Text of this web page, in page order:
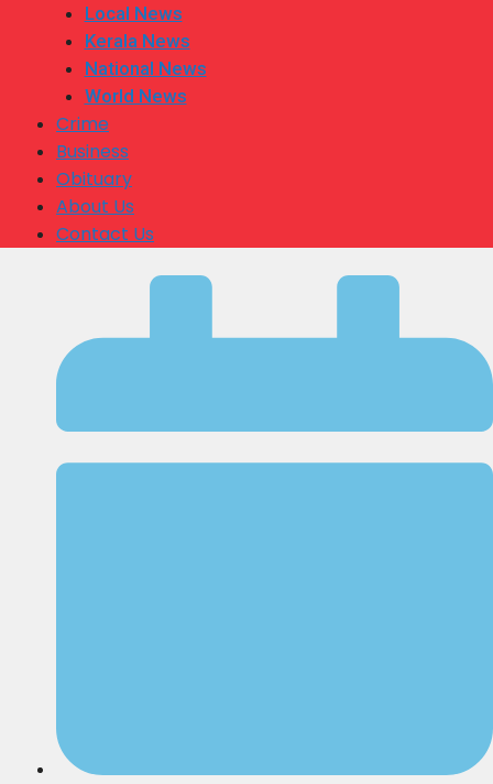
Local News
Kerala News
National News
World News
Crime
Business
Obituary
About Us
Contact Us